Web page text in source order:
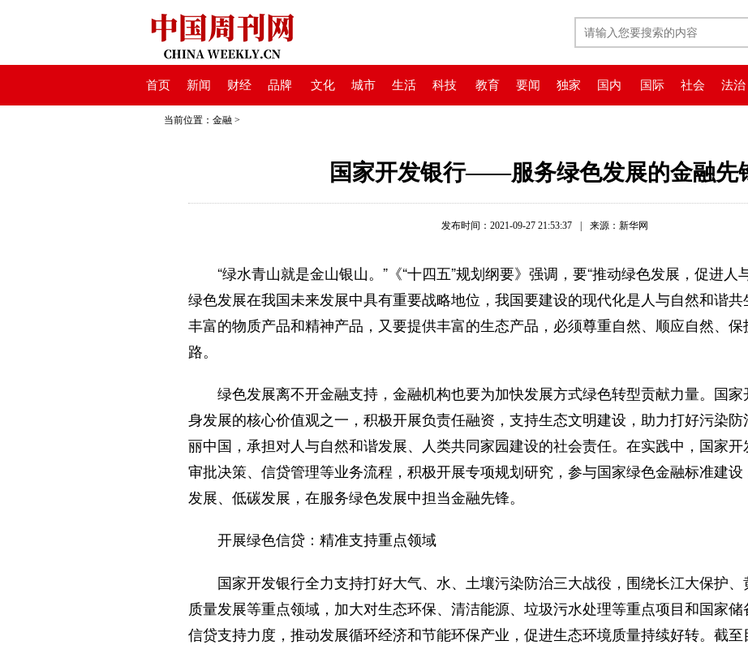
首页 新闻 财经 品牌 文化 城市 生活 科技 教育 要闻 独家 国内 国际 社会 法治
当前位置： 金融 >
国家开发银行——服务绿色发展的金融先
发布时间：2021-09-27 21:53:37 来源：新华网
“绿水青山就是金山银山。”《“十四五”规划纲要》强调，要“推动绿色发展，促进人
绿色发展在我国未来发展中具有重要战略地位，我国要建设的现代化是人与自然和谐
丰富的物质产品和精神产品，又要提供丰富的生态产品，必须尊重自然、顺应自然、
路。
绿色发展离不开金融支持，金融机构也要为加快发展方式绿色转型贡献力量。国家
身发展的核心价值观之一，积极开展负责任融资，支持生态文明建设，助力打好污染
丽中国，承担对人与自然和谐发展、人类共同家园建设的社会责任。在实践中，国家开
审批决策、信贷管理等业务流程，积极开展专项规划研究，参与国家绿色金融标准建
发展、低碳发展，在服务绿色发展中担当金融先锋。
开展绿色信贷：精准支持重点领域
国家开发银行全力支持打好大气、水、土壤污染防治三大战役，围绕长江大保护
质量发展等重点领域，加大对生态环保、清洁能源、垃圾污水处理等重点项目和国家
信贷支持力度，推动发展循环经济和节能环保产业，促进生态环境质量持续好转。截